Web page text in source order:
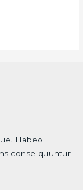
Habeo
conse quuntur